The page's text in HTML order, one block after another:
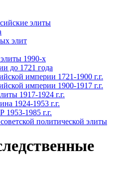
элиты
элит
1990-х
до 1721 года
империи 1721-1900 г.г.
империи 1900-1917 г.г.
1917-1924 г.г.
1924-1953 г.г.
1985 г.г.
политической элиты